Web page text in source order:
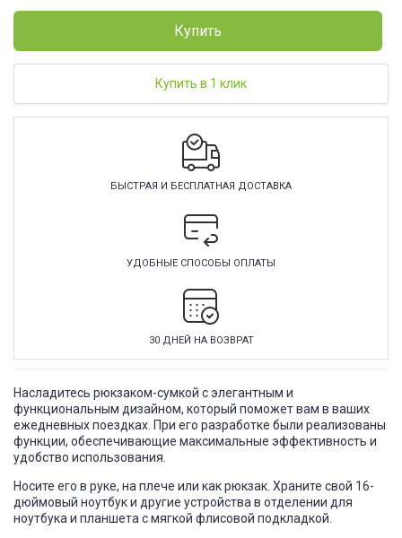
Купить
Купить в 1 клик
БЫСТРАЯ И БЕСПЛАТНАЯ ДОСТАВКА
УДОБНЫЕ СПОСОБЫ ОПЛАТЫ
30 ДНЕЙ НА ВОЗВРАТ
Насладитесь рюкзаком-сумкой с элегантным и
функциональным дизайном, который поможет вам в ваших
ежедневных поездках. При его разработке были реализованы
функции, обеспечивающие максимальные эффективность и
удобство использования.
Носите его в руке, на плече или как рюкзак. Храните свой 16-
дюймовый ноутбук и другие устройства в отделении для
ноутбука и планшета с мягкой флисовой подкладкой.